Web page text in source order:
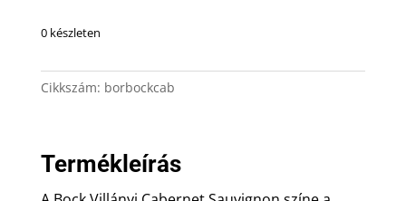
0 készleten
Cikkszám: borbockcab
Termékleírás